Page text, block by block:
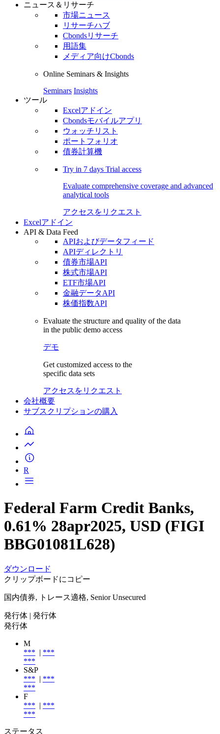
ニュース＆リサーチ
市場ニュース
リサーチハブ
Cbondsリサーチ
用語集
メディア向けCbonds
Online Seminars & Insights
Seminars Insights
ツール
Excelアドイン
Cbondsモバイルアプリ
ウォッチリスト
ポートフォリオ
債券計算機
Try in 7 days Trial access
Evaluate comprehensive coverage and advanced
analytical tools
アクセスをリクエスト
Excelアドイン
API & Data Feed
APIおよびデータフィード
APIディレクトリ
債券市場API
株式市場API
ETF市場API
金融データAPI
株価指数API
Evaluate the structure and quality of the data
in the public demo access
デモ
Get customized access to the
specific data sets
アクセスをリクエスト
会社概要
サブスクリプションの購入
R
Federal Farm Credit Banks,
0.61% 28apr2025, USD (FIGI
BBG01081L628)
ダウンロード
クリップボードにコピー
国内債券, トレース適格, Senior Unsecured
発行体 | 発行体
発行体
M
*** | ***
***
S&P
*** | ***
***
F
*** | ***
***
ステータス